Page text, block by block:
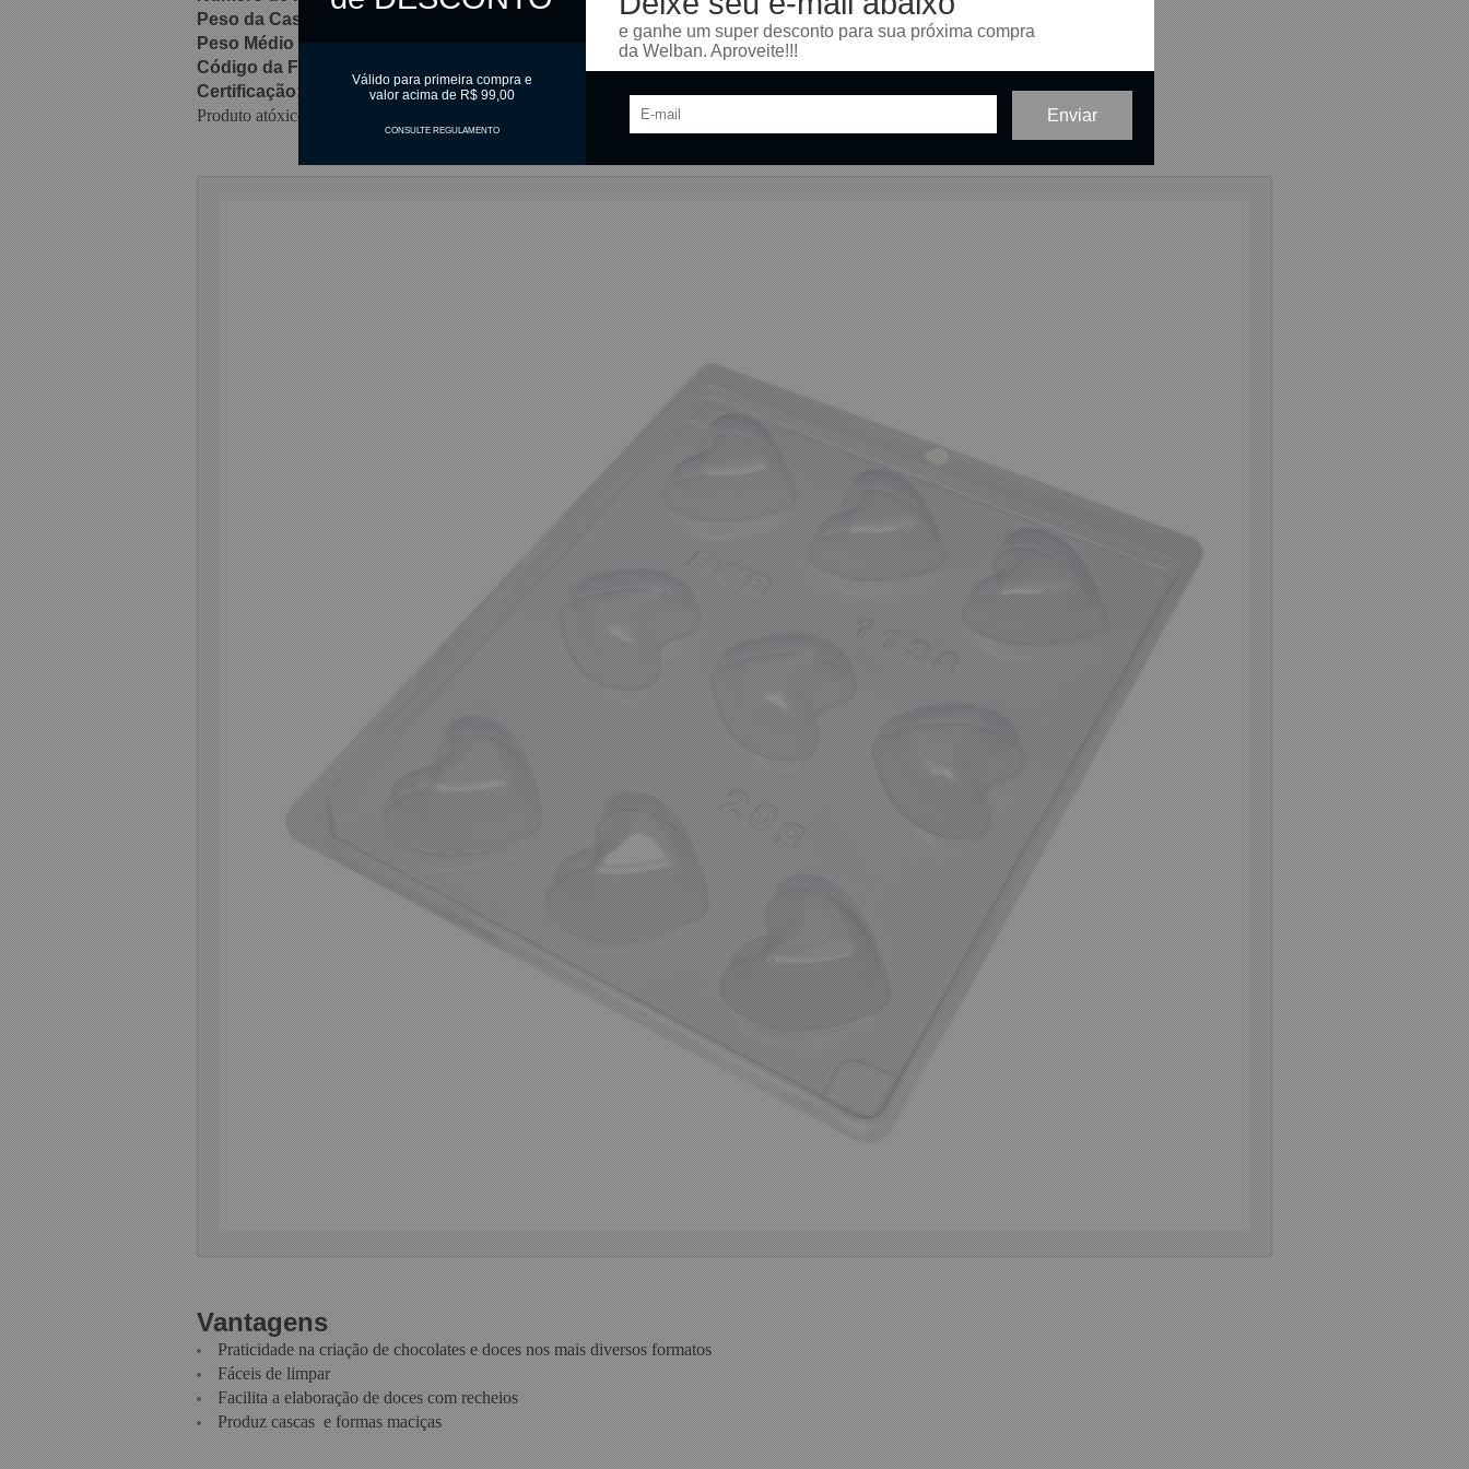
Válido para primeira compra e
valor acima de R$ 99,00
CONSULTE REGULAMENTO
e ganhe um super desconto para sua próxima compra
da Welban. Aproveite!!!
Peso da Casca:
Peso Médio Final:20 gramas
Código da Forma:
Certificação:
ISO9001:2015
Produto atóxico e sem validade.
Vantagens
Praticidade na criação de chocolates e doces nos mais diversos formatos
Fáceis de limpar
Facilita a elaboração de doces com recheios
Produz cascas e formas maciças